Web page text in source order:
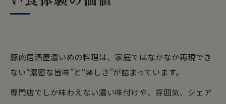
豚肉居酒屋濃いめの料理は、家庭ではなかなか再現でき
ない“濃密な旨味”と“楽しさ”が詰まっています。
専門店でしか味わえない濃い味付けや、雰囲気、シェア